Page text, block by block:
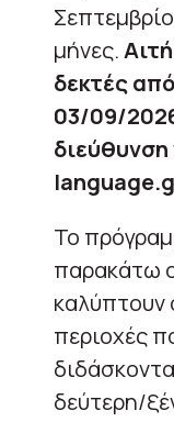
μήνες.
δεκτές
03/09/
Το
παρακάτω
καλύπτουν
περιοχές
δεύτερη/